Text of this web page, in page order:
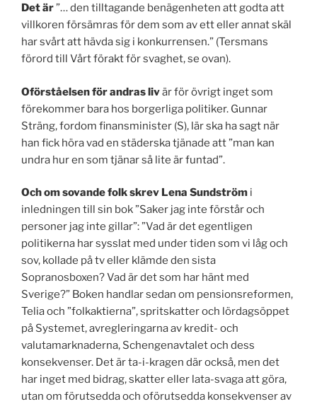
Det är”… den tilltagande benägenheten att godta att
villkoren försämras för dem som av ett eller annat skäl
har svårt att hävda sig i konkurrensen.” (Tersmans
förord till Vårt förakt för svaghet, se ovan).
Oförståelsen för andras livär för övrigt inget som
förekommer bara hos borgerliga politiker. Gunnar
Sträng, fordom finansminister (S), lär ska ha sagt när
han fick höra vad en städerska tjänade att ”man kan
undra hur en som tjänar så lite är funtad”.
Och om sovande folk skrev Lena Sundström i
inledningen till sin bok ”Saker jag inte förstår och
personer jag inte gillar”: ”Vad är det egentligen
politikerna har sysslat med under tiden som vi låg och
sov, kollade på tv eller klämde den sista
Sopranosboxen? Vad är det som har hänt med
Sverige?” Boken handlar sedan om pensionsreformen,
Telia och ”folkaktierna”, spritskatter och lördagsöppet
på Systemet, avregleringarna av kredit- och
valutamarknaderna, Schengenavtalet och dess
konsekvenser. Det är ta-i-kragen där också, men det
har inget med bidrag, skatter eller lata-svaga att göra,
utan om förutsedda och oförutsedda konsekvenser av